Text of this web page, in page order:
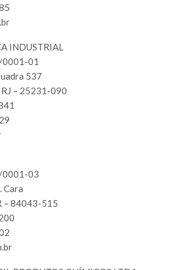
INDUSTRIAL
0001-01
537
RJ – 25231-090
0001-03
Cara
– 84043-515